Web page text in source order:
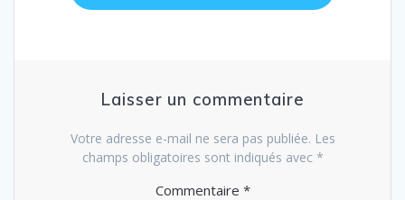
Laisser un commentaire
Votre adresse e-mail ne sera pas publiée. Les
champs obligatoires sont indiqués avec *
Commentaire *